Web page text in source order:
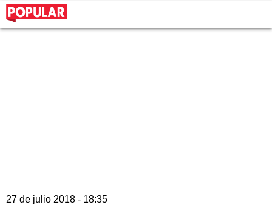
27 de julio 2018 - 18:35